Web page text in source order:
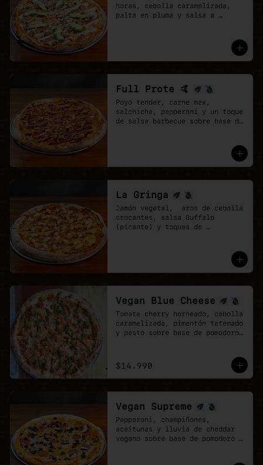
horas, cebolla caramelizada,
palta en pluma y salsa a
Full Prote 🤙
Poyo tender, carne mex,
salchicha, pepperoni y un toque
de salsa barbecue sobre base de
La Gringa
Jamón vegetal,  aros de cebolla
crocantes, salsa Buffalo
(picante) y toques de
Vegan Blue Cheese
Tomate cherry horneado, cebolla
caramelizada, pimentón tatemado
y pesto sobre base de pomodoro
$14.990
Vegan Supreme
Pepperoni, champiñones,
aceitunas y lluvia de cheddar
vegano sobre base de pomodoro y